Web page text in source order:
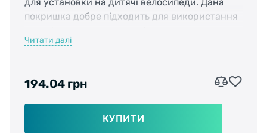
покришка добре підходить для використання
Тип протектора:
сталевий дріт
Читати далі
194.04 грн
КУПИТИ